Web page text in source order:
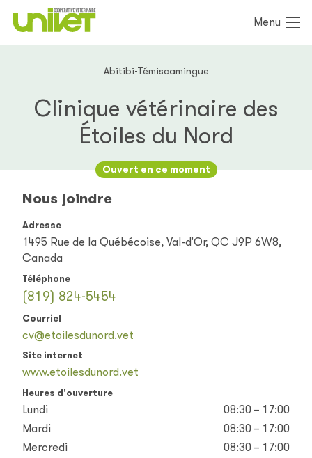
Menu
Abitibi-Témiscamingue
Clinique vétérinaire des
Étoiles du Nord
Ouvert en ce moment
Nous joindre
Adresse
1495 Rue de la Québécoise, Val-d'Or, QC J9P 6W8,
Canada
Téléphone
(819) 824-5454
Courriel
cv@etoilesdunord.vet
Site internet
www.etoilesdunord.vet
Heures d'ouverture
Lundi
08:30 – 17:00
Mardi
08:30 – 17:00
Mercredi
08:30 – 17:00